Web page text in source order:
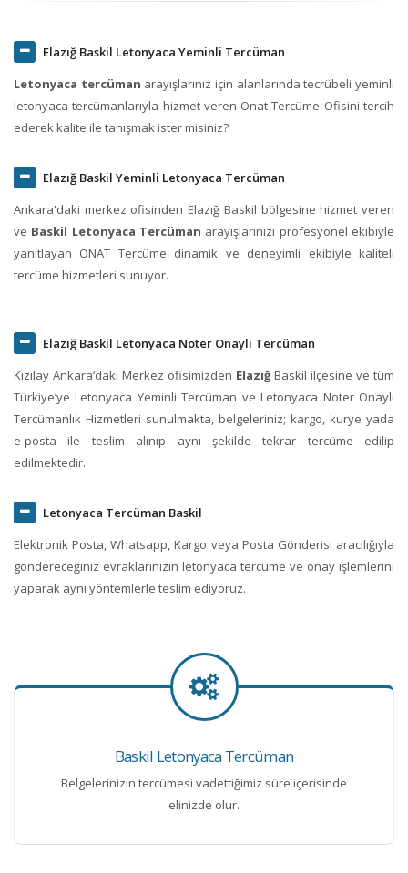
Elazığ Baskil Letonyaca Yeminli Tercüman
Letonyaca tercüman arayışlarınız için alanlarında tecrübeli yeminli
letonyaca tercümanlarıyla hizmet veren Onat Tercüme Ofisini tercih
ederek kalite ile tanışmak ister misiniz?
Elazığ Baskil Yeminli Letonyaca Tercüman
Ankara'daki merkez ofisinden Elazığ Baskil bölgesine hizmet veren
ve Baskil Letonyaca Tercüman arayışlarınızı profesyonel ekibiyle
yanıtlayan ONAT Tercüme dinamik ve deneyimli ekibiyle kaliteli
tercüme hizmetleri sunuyor.
Elazığ Baskil Letonyaca Noter Onaylı Tercüman
Kızılay Ankara‘daki Merkez ofisimizden ElazığBaskil ilçesine ve tüm
Türkiye’ye Letonyaca Yeminli Tercüman ve Letonyaca Noter Onaylı
Tercümanlık Hizmetleri sunulmakta, belgeleriniz; kargo, kurye yada
e-posta ile teslim alınıp aynı şekilde tekrar tercüme edilip
edilmektedir.
Letonyaca Tercüman Baskil
Elektronik Posta, Whatsapp, Kargo veya Posta Gönderisi aracılığıyla
göndereceğiniz evraklarınızın letonyaca tercüme ve onay işlemlerini
yaparak aynı yöntemlerle teslim ediyoruz.
Baskil Letonyaca Tercüman
Belgelerinizin tercümesi vadettiğimiz süre içerisinde
elinizde olur.